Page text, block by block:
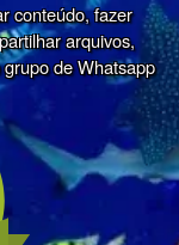
conteúdo, fazer
arquivos,
de Whatsapp